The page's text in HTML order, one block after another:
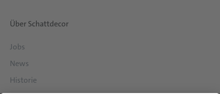
Über Schattdecor
Jobs
News
Historie